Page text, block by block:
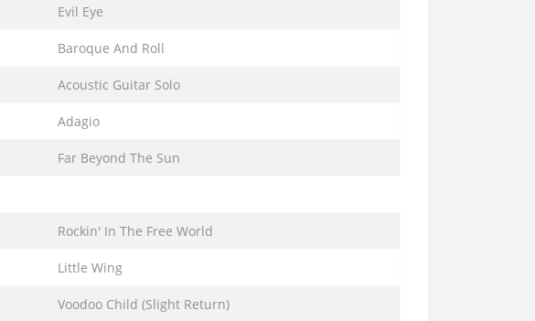
Evil Eye
Baroque And Roll
Acoustic Guitar Solo
Adagio
Far Beyond The Sun
Rockin' In The Free World
Little Wing
Voodoo Child (Slight Return)